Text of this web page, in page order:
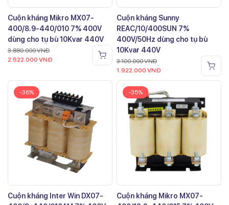
Cuộn kháng Mikro MX07-
400/8.9-440/010 7% 400V
dùng cho tụ bù 10Kvar 440V
3.880.000VNĐ
2.522.000 VNĐ
Cuộn kháng Sunny
REAC/10/400SUN 7%
400V/50Hz dùng cho tụ bù
10Kvar 440V
3.100.000VNĐ
1.922.000 VNĐ
-36%
Cuộn kháng Inter Win DX07-
-35%
Cuộn kháng Mikro MX07-